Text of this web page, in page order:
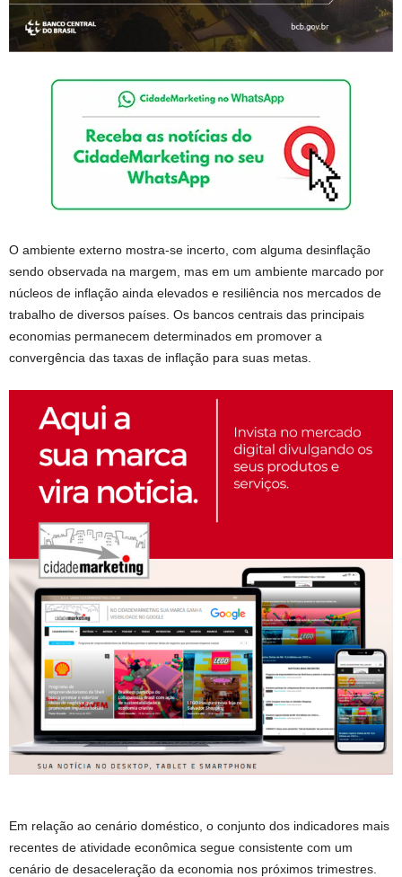
O ambiente externo mostra-se incerto, com alguma desinflação
sendo observada na margem, mas em um ambiente marcado por
núcleos de inflação ainda elevados e resiliência nos mercados de
trabalho de diversos países. Os bancos centrais das principais
economias permanecem determinados em promover a
convergência das taxas de inflação para suas metas.
Em relação ao cenário doméstico, o conjunto dos indicadores mais
recentes de atividade econômica segue consistente com um
cenário de desaceleração da economia nos próximos trimestres.